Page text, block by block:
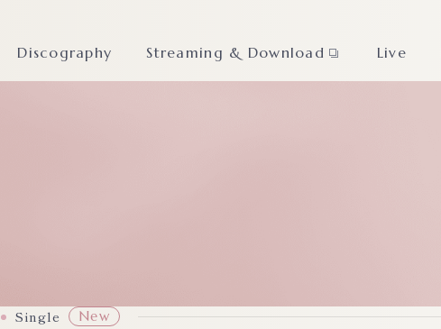
Discography Streaming & Download Live
Single New